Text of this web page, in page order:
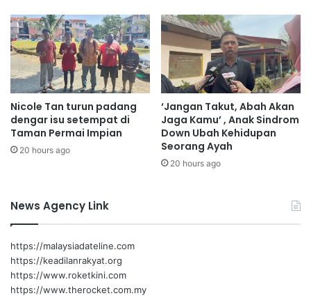
n
t
a
3
6
D
U
N
,
i
n
n
g
b
e
r
k
e
m
b
a
e
s
a
t
Nicole Tan turun padang
dengar isu setempat di
Taman Permai Impian
20 hours ago
‘Jangan Takut, Abah Akan
Jaga Kamu’ , Anak Sindrom
Down Ubah Kehidupan
Seorang Ayah
20 hours ago
News Agency Link
https://malaysiadateline.com
https://keadilanrakyat.org
https://www.roketkini.com
https://www.therocket.com.my